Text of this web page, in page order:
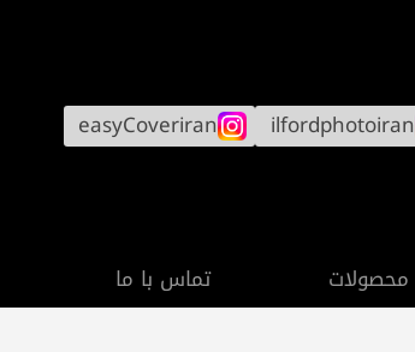
ilfordphotoiran
easyCoveriran
محصولات تماس با ما